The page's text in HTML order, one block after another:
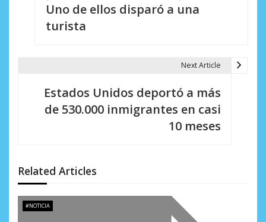
e
e
Uno de ellos disparó a una
turista
Next Article
Estados Unidos deportó a más
de 530.000 inmigrantes en casi
10 meses
Related Articles
#NOTICIA